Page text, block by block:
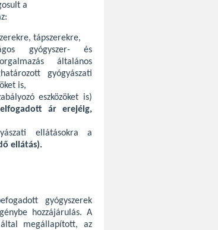
a
tápszerekre,
gyógyszer- és
általános
gyógyászati
is,
eszközöket is)
ár erejéig,
ellátásokra a
ellátás).
gyógyszerek
hozzájárulás. A
megállapított, az